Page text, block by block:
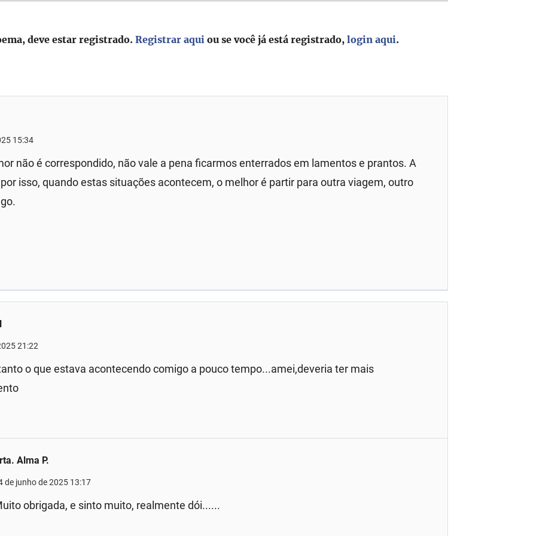
15:34
não é correspondido, não vale a pena ficarmos enterrados em lamentos e prantos. A
isso, quando estas situações acontecem, o melhor é partir para outra viagem, outro
21:22
o que estava acontecendo comigo a pouco tempo...amei,deveria ter mais
Alma P.
de junho de 2025 13:17
obrigada, e sinto muito, realmente dói......
deve estar registrado.Registrar aqui ou se você já está registrado,login aqui.